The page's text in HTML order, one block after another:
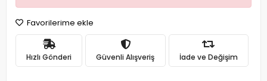
Favorilerime ekle
Hızlı Gönderi Güvenli Alışveriş İade ve Değişim